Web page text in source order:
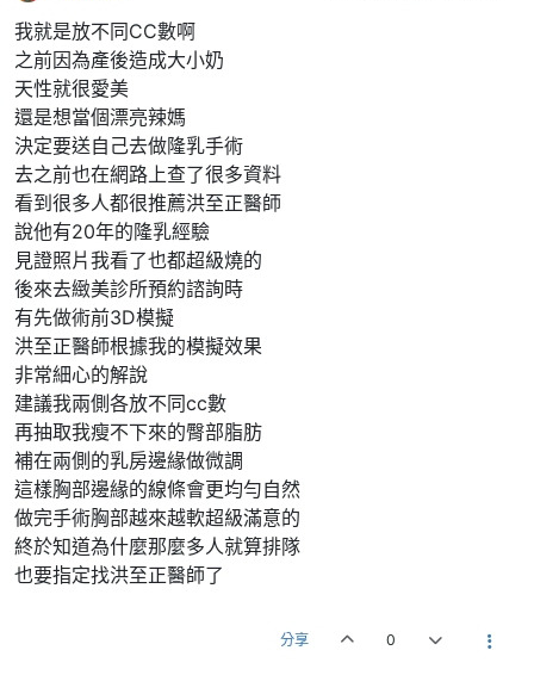
我就是放不同CC數啊
之前因為產後造成大小奶
天性就很愛美
還是想當個漂亮辣媽
決定要送自己去做隆乳手術
去之前也在網路上查了很多資料
看到很多人都很推薦洪至正醫師
說他有20年的隆乳經驗
見證照片我看了也都超級燒的
後來去緻美診所預約諮詢時
有先做術前3D模擬
洪至正醫師根據我的模擬效果
非常細心的解說
建議我兩側各放不同cc數
再抽取我瘦不下來的臀部脂肪
補在兩側的乳房邊緣做微調
這樣胸部邊緣的線條會更均勻自然
做完手術胸部越來越軟超級滿意的
終於知道為什麼那麼多人就算排隊
也要指定找洪至正醫師了
分享 0